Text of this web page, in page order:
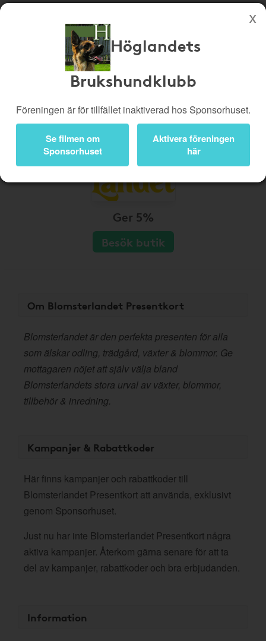
Köp genom denna sida stöttar Höglandets Brukshundklubb
Butiker
Bli medlem
Logga in
Höglandets
Brukshundklubb
Föreningen är för tillfället inaktiverad hos Sponsorhuset.
Se filmen om
Sponsorhuset
Aktivera föreningen
här
Ger 5%
Besök butik
Om Blomsterlandet Presentkort
Blomsterlandet är den perfekta presenten för alla
som älskar odling, trädgård, växter & blommor. Ge
mottagaren nöjet att själv välja bland
Blomsterlandets stora urval av växter, blommor,
tillbehör & inredning.
Kampanjer & Rabattkoder
Här finns kampanjer och rabattkoder till
Blomsterlandet Presentkort att använda, exklusivt
genom Sponsorhuset.
Just nu har inte Blomsterlandet Presentkort några
aktiva kampanjer. Återkom gärna senare för att ta
del av kampanjer, rabattkoder och bra erbjudanden.
Information